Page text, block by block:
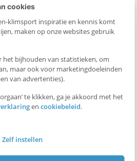
cookies
klimsport inspiratie en kennis komt
maken op onze websites gebruik
het bijhouden van statistieken, om
maar ook voor marketingdoeleinden
van advertenties).
te klikken, ga je akkoord met het
encookiebeleid.
Zelf instellen
berggids is het hoogst haalbare in